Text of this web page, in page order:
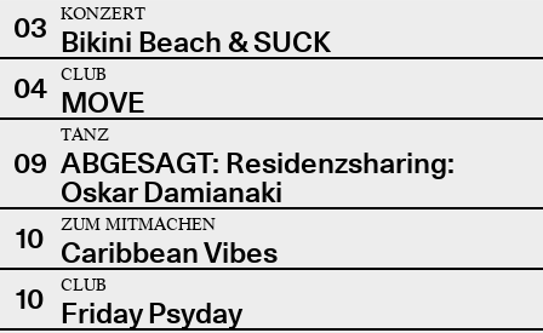
03
KONZERT
Bikini Beach & SUCK
04
CLUB
MOVE
09
TANZ
ABGESAGT: Residenzsharing:
Oskar Damianaki
10
ZUM MITMACHEN
Caribbean Vibes
10
CLUB
Friday Psyday